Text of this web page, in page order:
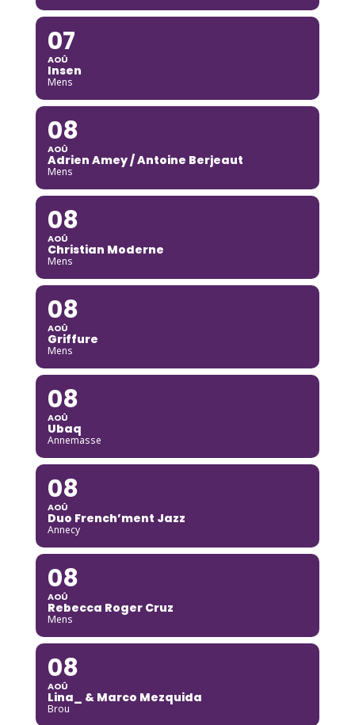
07
AOÛ
Insen
Mens
08
AOÛ
Adrien Amey / Antoine Berjeaut
Mens
08
AOÛ
Christian Moderne
Mens
08
AOÛ
Griffure
Mens
08
AOÛ
Ubaq
Annemasse
08
AOÛ
Duo French’ment Jazz
Annecy
08
AOÛ
Rebecca Roger Cruz
Mens
08
AOÛ
Lina_ & Marco Mezquida
Brou